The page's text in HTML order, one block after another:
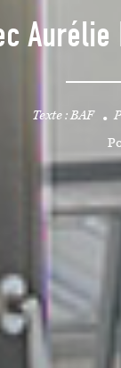
Texte : BAF